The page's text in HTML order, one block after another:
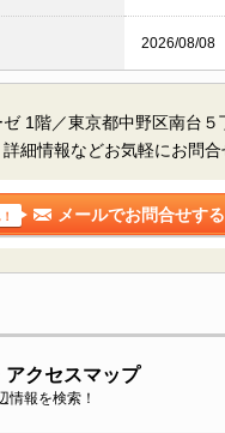
2026/08/08
1階／東京都中野区南台５
細情報などお気軽にお問合
メールでお問合せする
アクセスマップ
情報を検索！